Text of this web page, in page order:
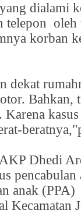
dialami
telepon oleh
korban
dekat
Bahkan,
Dhedi
anak (PPA)
Kecamatan